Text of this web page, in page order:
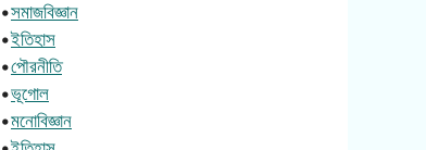
•সমাজবিজ্ঞান
•ইতিহাস
•পৌরনীতি
•ভূগোল
•মনোবিজ্ঞান